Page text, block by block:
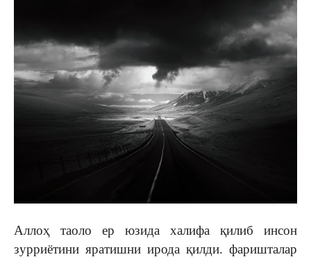
Аллоҳ таоло ер юзида халифа қилиб инсон
зурриётини яратишни ирода қилди. фаришталар